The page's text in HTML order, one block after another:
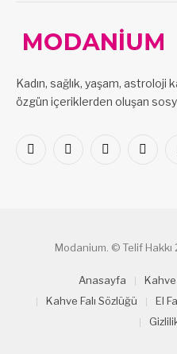
Kadın, sağlık, yaşam, astroloji
özgün içeriklerden oluşan
Facebook
X
Pinterest
Modanium. © Telif Hakkı
Anasayfa Kahve
Kahve Falı Sözlüğü
El